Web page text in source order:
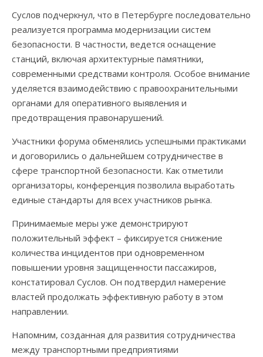
Суслов подчеркнул, что в Петербурге последовательно
реализуется программа модернизации систем
безопасности. В частности, ведется оснащение
станций, включая архитектурные памятники,
современными средствами контроля. Особое внимание
уделяется взаимодействию с правоохранительными
органами для оперативного выявления и
предотвращения правонарушений.
Участники форума обменялись успешными практиками
и договорились о дальнейшем сотрудничестве в
сфере транспортной безопасности. Как отметили
организаторы, конференция позволила выработать
единые стандарты для всех участников рынка.
Принимаемые меры уже демонстрируют
положительный эффект – фиксируется снижение
количества инцидентов при одновременном
повышении уровня защищенности пассажиров,
констатировал Суслов. Он подтвердил намерение
властей продолжать эффективную работу в этом
направлении.
Напомним, созданная для развития сотрудничества
между транспортными предприятиями